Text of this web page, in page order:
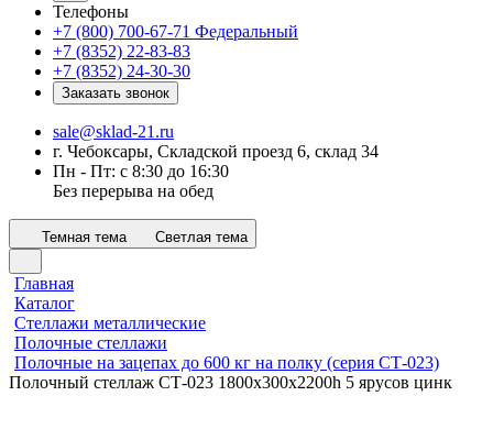
Телефоны
+7 (800) 700-67-71 Федеральный
+7 (8352) 22-83-83
+7 (8352) 24-30-30
Заказать звонок
sale@sklad-21.ru
г. Чебоксары, Складской проезд 6, склад 34
Пн - Пт: с 8:30 до 16:30
Без перерыва на обед
Темная тема Светлая тема
Главная
Каталог
Стеллажи металлические
Полочные стеллажи
Полочные на зацепах до 600 кг на полку (серия СТ-023)
Полочный стеллаж СТ-023 1800x300х2200h 5 ярусов цинк